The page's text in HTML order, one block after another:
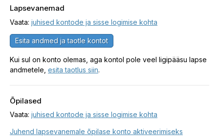
Lapsevanemad
Vaata: juhised kontode ja sisse logimise kohta
Esita andmed ja taotle kontot
Kui sul on konto olemas, aga kontol pole veel ligipääsu lapse
andmetele, esita taotlus siin.
Õpilased
Vaata: juhised kontode ja sisse logimise kohta
Juhend lapsevanemale õpilase konto aktiveerimiseks